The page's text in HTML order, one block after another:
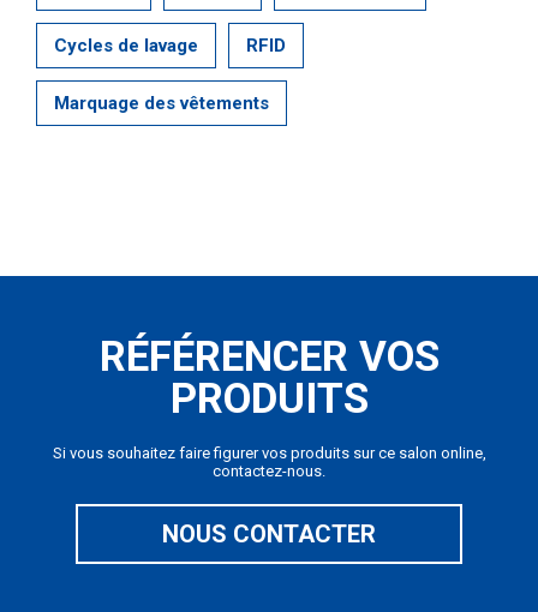
Cycles de lavage RFID
Marquage des vêtements
RÉFÉRENCER VOS
PRODUITS
Si vous souhaitez faire figurer vos produits sur ce salon online,
contactez-nous.
NOUS CONTACTER